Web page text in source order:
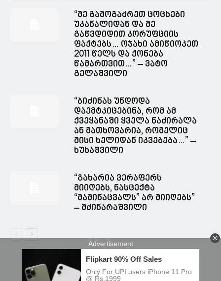
“მე გამოგაძრეთ ცოცხები
უკანალიდან და მე
გაწვდიდით კორუფციის
ფაქტებს… ოჯახი ამიწიოკეთ
2011 წელს და ქონება
წამართვით…” – ვატო
გელაშვილი
“ბიძინას უნდოდა
დაემტკიცებინა, რომ ამ
ქვეყანაში ყველა ნაძირალა
ან მათხოვარია, რომელიც
მისი ხელიდან იკვებება…” –
ხუხაშვილი
“გახარია ვერაფერს
მიიღებს, ნასცექტა
“მამინაცვალს” არ მიიღებს”
– მძინარაშვილი